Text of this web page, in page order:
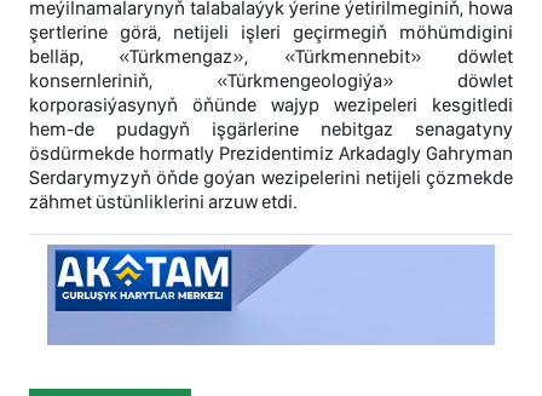
meýilnamalarynyň talabalaýyk ýerine ýetirilmeginiň, howa
şertlerine görä, netijeli işleri geçirmegiň möhümdigini
belläp, «Türkmengaz», «Türkmennebit» döwlet
konsernleriniň, «Türkmengeologiýa» döwlet
korporasiýasynyň öňünde wajyp wezipeleri kesgitledi
hem-de pudagyň işgärlerine nebitgaz senagatyny
ösdürmekde hormatly Prezidentimiz Arkadagly Gahryman
Serdarymyzyň öňde goýan wezipelerini netijeli çözmekde
zähmet üstünliklerini arzuw etdi.